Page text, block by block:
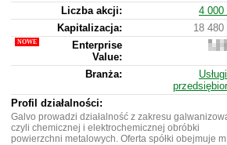
Liczba akcji:
4 000
Kapitalizacja:
18 480
Enterprise
Value:
Branża:
Profil działalności:
Galvo prowadzi działalność z zakresu
czyli chemicznej i elektrochemicznej obróbki
powierzchni metalowych. Oferta spółki obejmuje